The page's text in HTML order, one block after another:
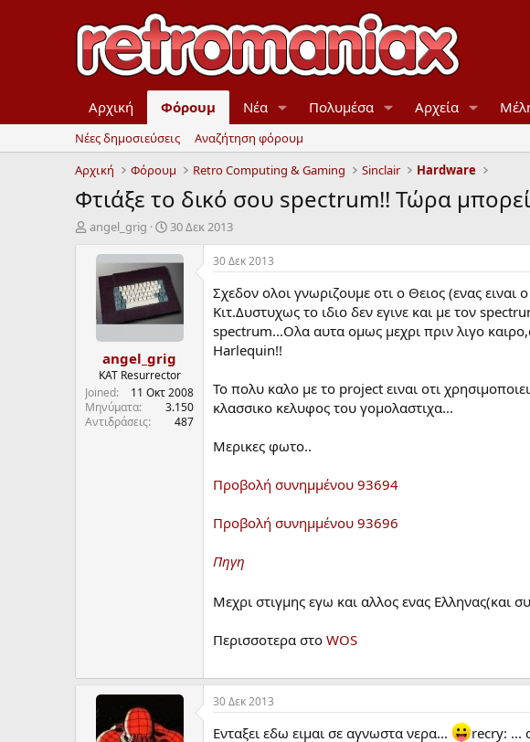
Αρχική Φόρουμ Νέα Πολυμέσα Αρχεία
Νέες δημοσιεύσεις
Αναζήτηση φόρουμ
Αρχική
Φόρουμ Retro Computing & Gaming Sinclair Hardware
Φτιάξε το δικό σου spectrum!! Τώρα
Έ
ς
angel_grig
Η
ε
ρ
ο
μ
η
ν
ί
α
έ
ν
α
30 Δεκ 2013
angel_grig
KAT Resurrector
Joined
11 Οκτ 2008
Μηνύματα
3.150
Αντιδράσεις
487
30 Δεκ 2013
Σχεδον ολοι γνωριζουμε οτι ο Θειος (ενας ειναι
Κιτ.Δυστυχως το ιδιο δεν εγινε και με τον
spectrum...Ολα αυτα ομως μεχρι πριν λιγο
Harlequin!!
Το πολυ καλο με το project ειναι οτι
κλασσικο κελυφος του γομολαστιχα...
Μερικες φωτο..
Προβολή συνημμένου 93694
Προβολή συνημμένου 93696
Πηγη
Μεχρι στιγμης εγω και αλλος ενας Ελληνας(και
Περισσοτερα στο WOS
30 Δεκ 2013
Ενταξει εδω ειμαι σε αγνωστα νερα... recry: ...